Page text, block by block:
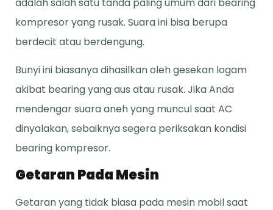
kompresor yang rusak. Suara ini bisa berupa
berdecit atau berdengung.
Bunyi ini biasanya dihasilkan oleh gesekan logam
akibat bearing yang aus atau rusak. Jika Anda
mendengar suara aneh yang muncul saat AC
dinyalakan, sebaiknya segera periksakan kondisi
bearing kompresor.
Getaran Pada Mesin
Getaran yang tidak biasa pada mesin mobil saat